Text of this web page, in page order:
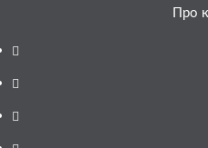
Про
Facebook
YouTube
Telegram